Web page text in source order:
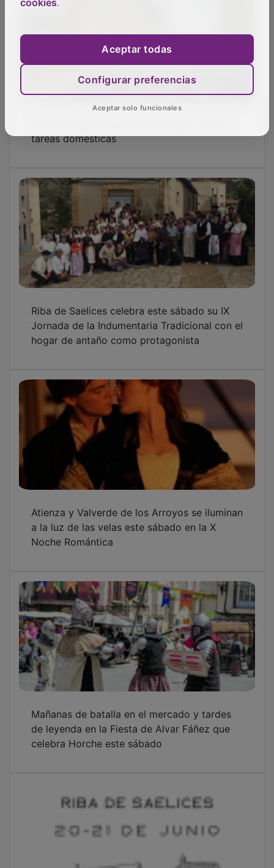
tareas domésticas
Riba de Saelices celebra este sábado su IX
Jornada de la Indumentaria Tradicional con el
hogar de antaño como protagonista
Atienza y Valverde de los Arroyos se iluminan
a la luz de las velas este sábado en la X
Noche Romántica
Mañanas de batalla en el mercado y tardes
de leyenda en la Fiesta de Alvar Fáñez que
celebra Horche este sábado
cookies.
Aceptar todas
Configurar preferencias
Aceptar solo funcionales